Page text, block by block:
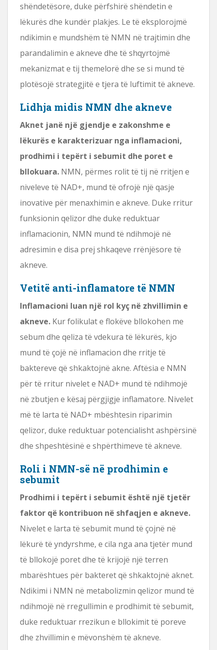
shëndetësore, duke përfshirë shëndetin e
lëkurës dhe kundër plakjes. Le të eksplorojmë
ndikimin e mundshëm të NMN në trajtimin dhe
parandalimin e akneve dhe të shqyrtojmë
mekanizmat e tij themelorë dhe se si mund të
plotësojë strategjitë e tjera të luftimit të akneve.
Lidhja midis NMN dhe akneve
Aknet janë një gjendje e zakonshme e
lëkurës e karakterizuar nga inflamacioni,
prodhimi i tepërt i sebumit dhe poret e
bllokuara. NMN, përmes rolit të tij në rritjen e
niveleve të NAD+, mund të ofrojë një qasje
inovative për menaxhimin e akneve. Duke rritur
funksionin qelizor dhe duke reduktuar
inflamacionin, NMN mund të ndihmojë në
adresimin e disa prej shkaqeve rrënjësore të
akneve.
Vetitë anti-inflamatore të NMN
Inflamacioni luan një rol kyç në zhvillimin e
akneve. Kur folikulat e flokëve bllokohen me
sebum dhe qeliza të vdekura të lëkurës, kjo
mund të çojë në inflamacion dhe rritje të
baktereve që shkaktojnë akne. Aftësia e NMN
për të rritur nivelet e NAD+ mund të ndihmojë
në zbutjen e kësaj përgjigje inflamatore. Nivelet
më të larta të NAD+ mbështesin riparimin
qelizor, duke reduktuar potencialisht ashpërsinë
dhe shpeshtësinë e shpërthimeve të akneve.
Roli i NMN-së në prodhimin e
sebumit
Prodhimi i tepërt i sebumit është një tjetër
faktor që kontribuon në shfaqjen e akneve.
Nivelet e larta të sebumit mund të çojnë në
lëkurë të yndyrshme, e cila nga ana tjetër mund
të bllokojë poret dhe të krijojë një terren
mbarështues për bakteret që shkaktojnë aknet.
Ndikimi i NMN në metabolizmin qelizor mund të
ndihmojë në rregullimin e prodhimit të sebumit,
duke reduktuar rrezikun e bllokimit të poreve
dhe zhvillimin e mëvonshëm të akneve.